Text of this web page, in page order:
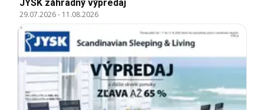
JYSK záhradný výpredaj
29.07.2026- 11.08.2026